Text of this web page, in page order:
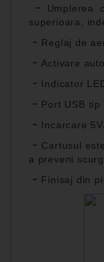
-
Umplerea
superioara,
- Reglaj de
-Activare
- Indicator
- Port USB tip
- Incarcare
- Cartusul
a preveni
- Finisaj din